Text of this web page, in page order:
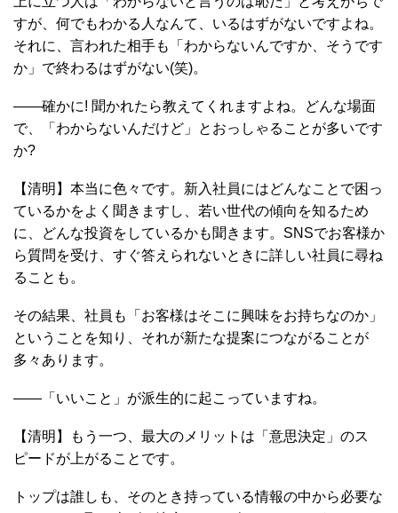
すが、何でもわかる人なんて、いるはずがないですよね。
それに、言われた相手も「わからないんですか、そうです
か」で終わるはずがない(笑)。
――確かに! 聞かれたら教えてくれますよね。どんな場面
で、「わからないんだけど」とおっしゃることが多いです
か?
【清明】本当に色々です。新入社員にはどんなことで困っ
ているかをよく聞きますし、若い世代の傾向を知るため
に、どんな投資をしているかも聞きます。SNSでお客様か
ら質問を受け、すぐ答えられないときに詳しい社員に尋ね
ることも。
その結果、社員も「お客様はそこに興味をお持ちなのか」
ということを知り、それが新たな提案につながることが
多々あります。
――「いいこと」が派生的に起こっていますね。
【清明】もう一つ、最大のメリットは「意思決定」のス
ピードが上がることです。
トップは誰しも、そのとき持っている情報の中から必要な